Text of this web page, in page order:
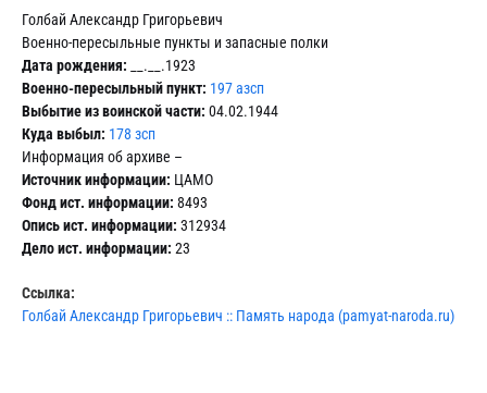
Голбай Александр Григорьевич
Военно-пересыльные пункты и запасные полки
Дата рождения: __.__.1923
Военно-пересыльный пункт: 197 азсп
Выбытие из воинской части: 04.02.1944
Куда выбыл: 178 зсп
Информация об архиве –
Источник информации: ЦАМО
Фонд ист. информации: 8493
Опись ист. информации: 312934
Дело ист. информации: 23
Ссылка:
Голбай Александр Григорьевич :: Память народа (pamyat-naroda.ru)